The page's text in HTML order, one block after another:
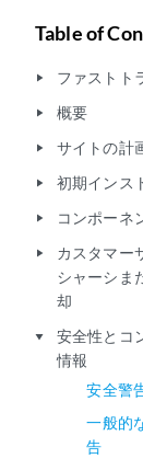
Table of
play_arrow ファストト
play_arrow 概要
play_arrow サイトの計
play_arrow 初期インス
play_arrow コンポーネ
play_arrow
カスタマー
シャーシま
却
play_arrow
安全性とコ
情報
安全警
一般的
告